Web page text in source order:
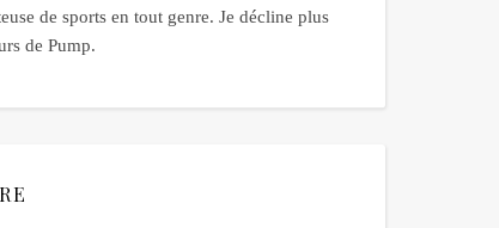
de sports en tout genre. Je décline plus
de Pump.